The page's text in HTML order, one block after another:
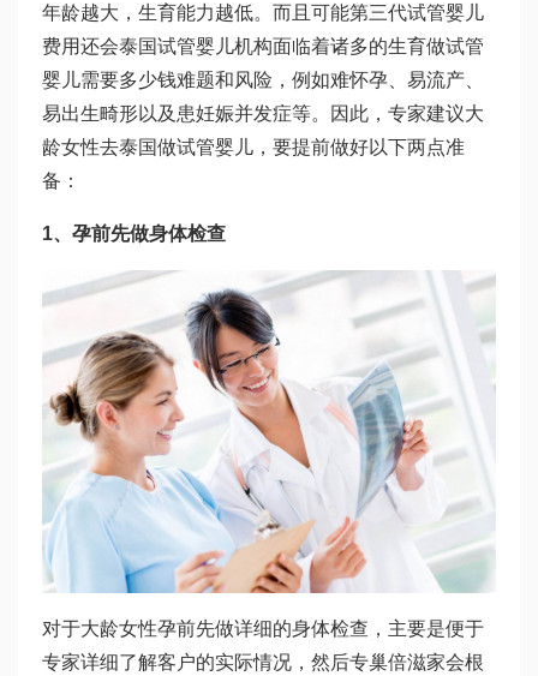
年龄越大，生育能力越低。而且可能第三代试管婴儿
费用还会泰国试管婴儿机构面临着诸多的生育做试管
婴儿需要多少钱难题和风险，例如难怀孕、易流产、
易出生畸形以及患妊娠并发症等。因此，专家建议大
龄女性去泰国做试管婴儿，要提前做好以下两点准
备：
1、孕前先做身体检查
对于大龄女性孕前先做详细的身体检查，主要是便于
专家详细了解客户的实际情况，然后专巢倍滋家会根